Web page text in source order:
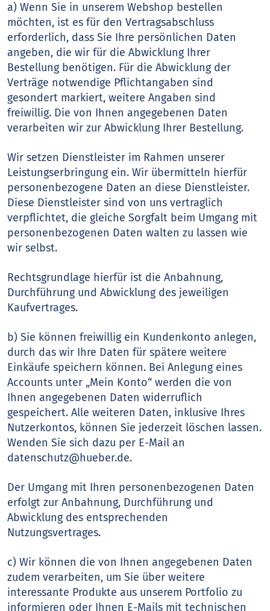
a) Wenn Sie in unserem Webshop bestellen
möchten, ist es für den Vertragsabschluss
erforderlich, dass Sie Ihre persönlichen Daten
angeben, die wir für die Abwicklung Ihrer
Bestellung benötigen. Für die Abwicklung der
Verträge notwendige Pflichtangaben sind
gesondert markiert, weitere Angaben sind
freiwillig. Die von Ihnen angegebenen Daten
verarbeiten wir zur Abwicklung Ihrer Bestellung.
Wir setzen Dienstleister im Rahmen unserer
Leistungserbringung ein. Wir übermitteln hierfür
personenbezogene Daten an diese Dienstleister.
Diese Dienstleister sind von uns vertraglich
verpflichtet, die gleiche Sorgfalt beim Umgang mit
personenbezogenen Daten walten zu lassen wie
wir selbst.
Rechtsgrundlage hierfür ist die Anbahnung,
Durchführung und Abwicklung des jeweiligen
Kaufvertrages.
b) Sie können freiwillig ein Kundenkonto anlegen,
durch das wir Ihre Daten für spätere weitere
Einkäufe speichern können. Bei Anlegung eines
Accounts unter „Mein Konto“ werden die von
Ihnen angegebenen Daten widerruflich
gespeichert. Alle weiteren Daten, inklusive Ihres
Nutzerkontos, können Sie jederzeit löschen lassen.
Wenden Sie sich dazu per E-Mail an
datenschutz@hueber.de.
Der Umgang mit Ihren personenbezogenen Daten
erfolgt zur Anbahnung, Durchführung und
Abwicklung des entsprechenden
Nutzungsvertrages.
c) Wir können die von Ihnen angegebenen Daten
zudem verarbeiten, um Sie über weitere
interessante Produkte aus unserem Portfolio zu
informieren oder Ihnen E-Mails mit technischen